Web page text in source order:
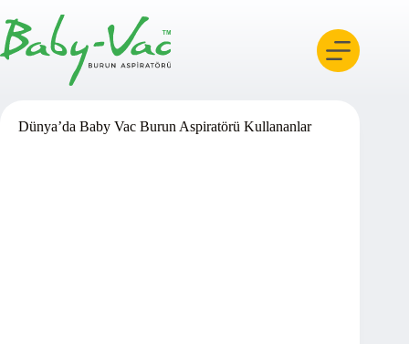
to
content
Dünya’da Baby Vac Burun Aspiratörü Kullananlar